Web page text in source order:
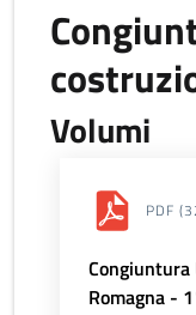
Volumi
PDF
Romagna -